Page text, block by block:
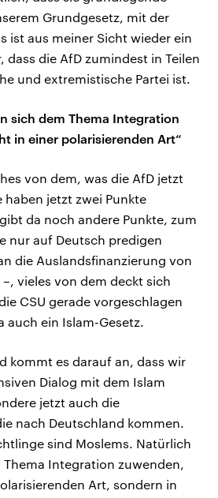
Grundgesetz, mit der
ist aus meiner Sicht wieder ein
dass die AfD zumindest in Teilen
und extremistische Partei ist.
sich dem Thema Integration
in einer polarisierenden Art“
von dem, was die AfD jetzt
haben jetzt zwei Punkte
da noch andere Punkte, zum
nur auf Deutsch predigen
die Auslandsfinanzierung von
vieles von dem deckt sich
CSU gerade vorgeschlagen
auch ein Islam-Gesetz.
kommt es darauf an, dass wir
Dialog mit dem Islam
jetzt auch die
nach Deutschland kommen.
sind Moslems. Natürlich
Thema Integration zuwenden,
Art, sondern in